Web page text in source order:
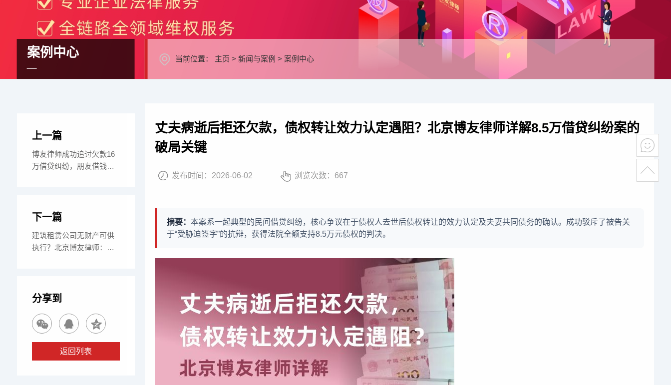
案例中心 当前位置： 主页 > 新闻与案例 > 案例中心
丈夫病逝后拒还欠款，债权转让效力认定遇阻？北京博友律师详解8.5万借贷纠纷案的
破局关键
发布时间： 2026-06-02 浏览次数： 667
摘要： 本案系一起典型的民间借贷纠纷，核心争议在于债权人去世后债权转让的效力认定及夫妻共同债务的确认。成功驳斥了被告关
于“受胁迫签字”的抗辩，获得法院全额支持8.5万元债权的判决。
上一篇
博友律师成功追讨欠款16
万借贷纠纷，朋友借钱不
下一篇
建筑租赁公司无财产可供
执行？北京博友律师：巧
分享到
返回列表